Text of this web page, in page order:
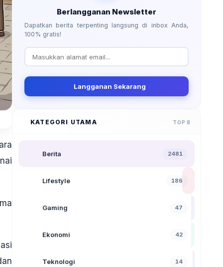
Berlangganan Newsletter
Dapatkan berita terpenting langsung di inbox Anda,
100% gratis!
Langganan Sekarang
KATEGORI UTAMA TOP 8
Berita 2481
Lifestyle 186
Gaming 47
Ekonomi 42
Teknologi 14